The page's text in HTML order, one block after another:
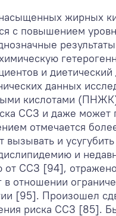
жирных
с повышением
и
данных
кислотами
ССЗ и даже может
отмечается
вызывать и
и
ССЗ [94], отражено
отношении
[95]. Произошел
риска ССЗ [85].